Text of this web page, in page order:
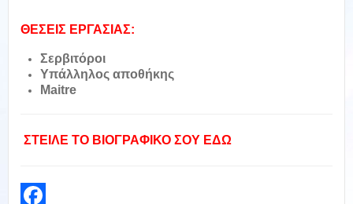
ΘΕΣΕΙΣ ΕΡΓΑΣΙΑΣ:
Σερβιτόροι
Υπάλληλος αποθήκης
Maitre
ΣΤΕΙΛΕ ΤΟ ΒΙΟΓΡΑΦΙΚΟ ΣΟΥ ΕΔΩ